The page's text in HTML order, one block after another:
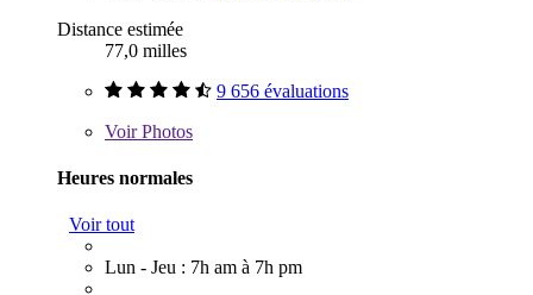
Distance estimée
77,0 milles
9 656 évaluations
VoirPhotos
Heures normales
Voir tout
Lun - Jeu : 7h am à 7h pm